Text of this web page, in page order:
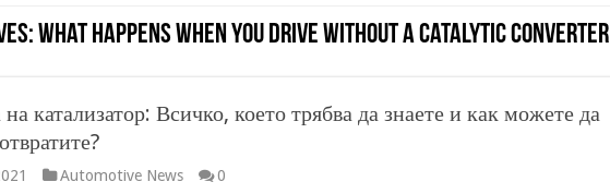
What Happens When You Drive Without A Catalytic Converter
катализатор: Всичко, което трябва да знаете и как можете да
Automotive News 0